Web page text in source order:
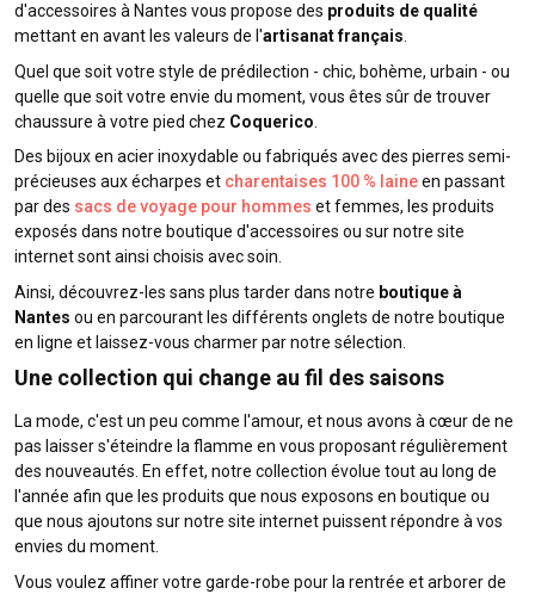
d'accessoires à Nantes vous propose des produits de qualité
mettant en avant les valeurs de l'artisanat français.
Quel que soit votre style de prédilection - chic, bohème, urbain - ou
quelle que soit votre envie du moment, vous êtes sûr de trouver
chaussure à votre pied chez Coquerico
Des bijoux en acier inoxydable ou fabriqués avec des pierres semi-
précieuses aux écharpes et charentaises 100 % laineen passant
par des sacs de voyage pour hommes et femmes, les produits
exposés dans notre boutique d'accessoires ou sur notre site
internet sont ainsi choisis avec soin.
Ainsi, découvrez-les sans plus tarder dans notre boutique à
Nantes ou en parcourant les différents onglets de notre boutique
en ligne et laissez-vous charmer par notre sélection.
Une collection qui change au fil des saisons
La mode, c'est un peu comme l'amour, et nous avons à cœur de ne
pas laisser s'éteindre la flamme en vous proposant régulièrement
des nouveautés. En effet, notre collection évolue tout au long de
l'année afin que les produits que nous exposons en boutique ou
que nous ajoutons sur notre site internet puissent répondre à vos
envies du moment.
Vous voulez affiner votre garde-robe pour la rentrée et arborer de